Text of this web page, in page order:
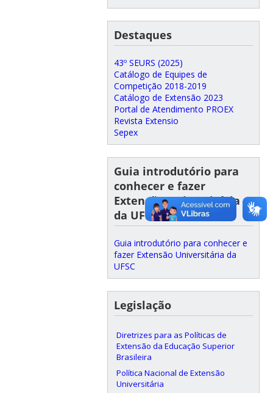
Destaques
43º SEURS (2025)
Catálogo de Equipes de
Competição 2018-2019
Catálogo de Extensão 2023
Portal de Atendimento PROEX
Revista Extensio
Sepex
Guia introdutório para
conhecer e fazer
Extensão Universitária
da UFSC
Guia introdutório para conhecer e
fazer Extensão Universitária da
UFSC
Legislação
Diretrizes para as Políticas de
Extensão da Educação Superior
Brasileira
Política Nacional de Extensão
Universitária